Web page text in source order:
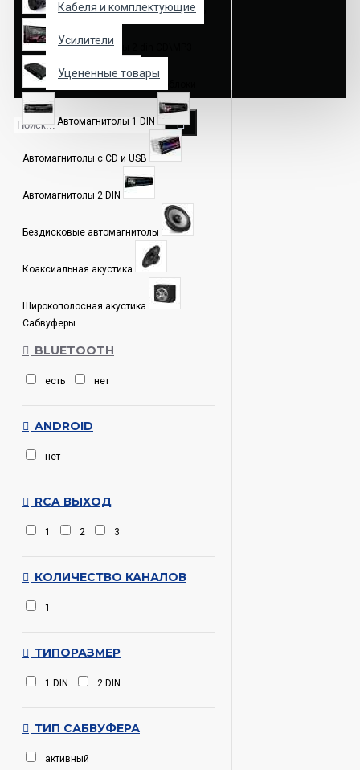
Кабеля и комплектующие
Усилители
Уцененные товары
Автозвук Автомагнитолы
Автомагнитолы 2 din CD\MP3
Автомагнитолы 1 DIN
Автомагнитолы с CD и USB
Автомагнитолы 2 DIN
Бездисковые автомагнитолы
Коаксиальная акустика
Широкополосная акустика
Сабвуферы
BLUETOOTH
есть нет
ANDROID
нет
RCA ВЫХОД
1 2 3
КОЛИЧЕСТВО КАНАЛОВ
1
ТИПОРАЗМЕР
1 DIN 2 DIN
ТИП САБВУФЕРА
активный